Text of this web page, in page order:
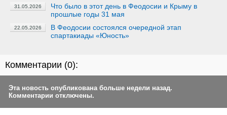
31.05.2026
Что было в этот день в Феодосии и Крыму в
прошлые годы 31 мая
22.05.2026
В Феодосии состоялся очередной этап
спартакиады «Юность»
Комментарии (0):
Эта новость опубликована больше недели назад.
Комментарии отключены.